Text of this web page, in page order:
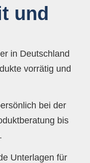
und
in Deutschland
vorrätig und
bei der
bis
Unterlagen für